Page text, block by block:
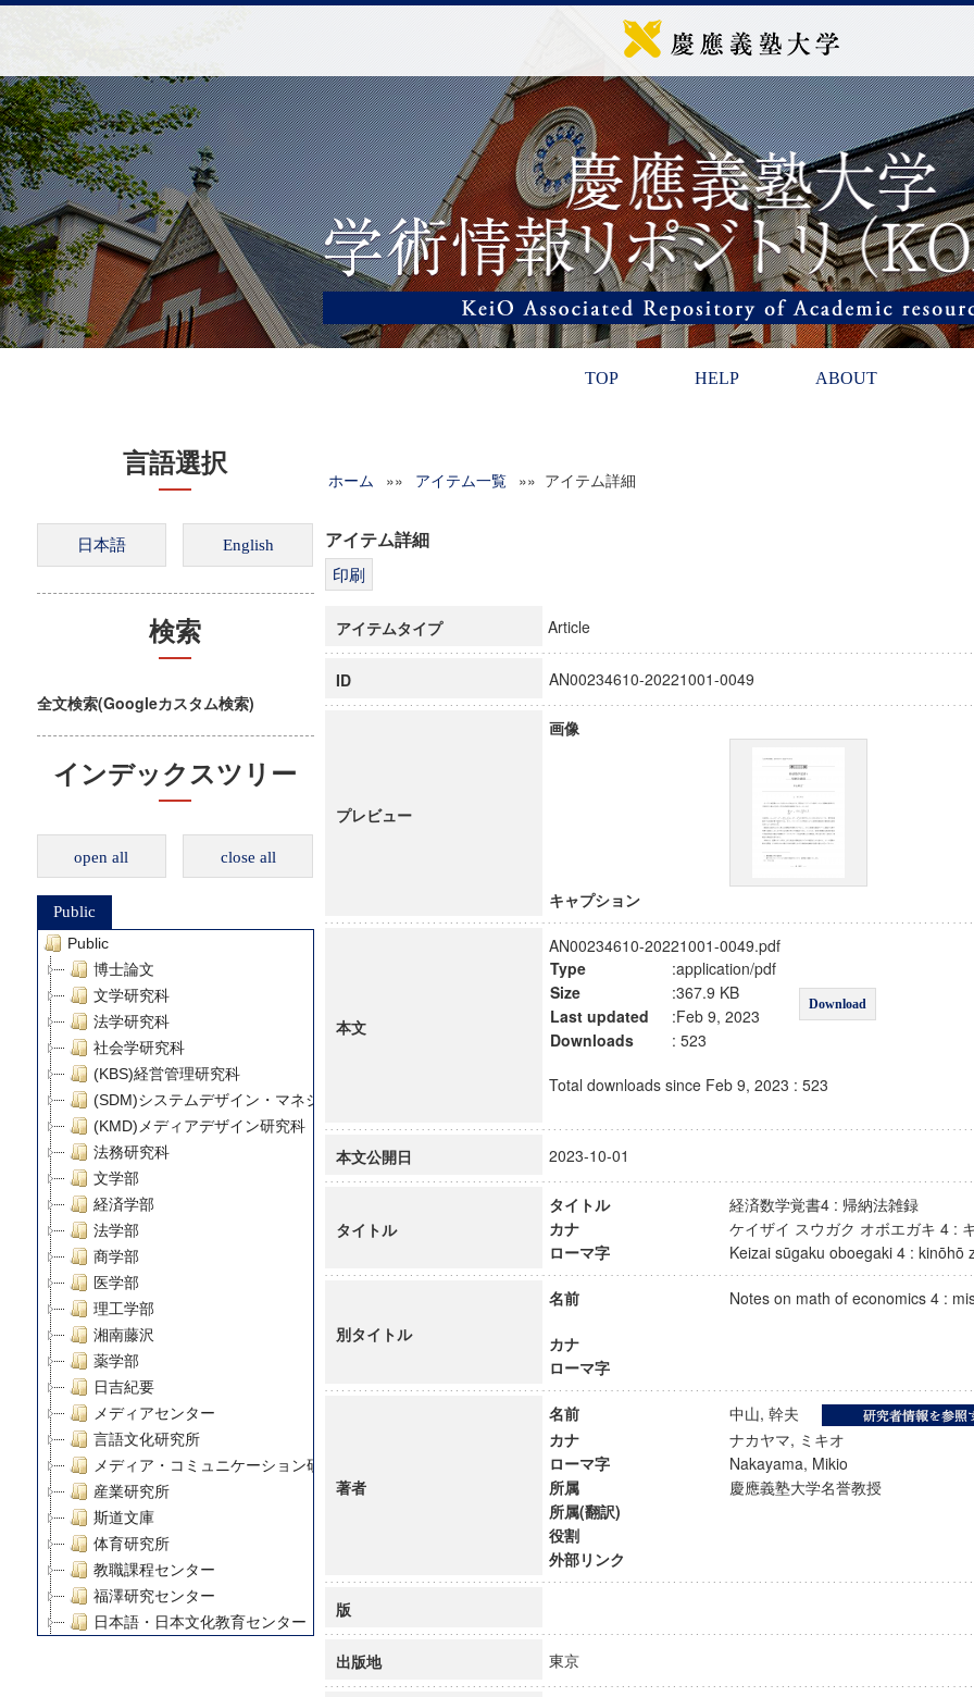
TOP HELP ABOUT
言語選択
検索
全文検索(Googleカスタム検索)
インデックスツリー
open all close all
Public
Public
博士論文
文学研究科
法学研究科
社会学研究科
(KBS)経営管理研究科
(SDM)システムデザイン・マネジメント研究科
(KMD)メディアデザイン研究科
法務研究科
文学部
経済学部
法学部
商学部
医学部
理工学部
湘南藤沢
薬学部
日吉紀要
メディアセンター
言語文化研究所
メディア・コミュニケーション研究所
産業研究所
斯道文庫
体育研究所
教職課程センター
福澤研究センター
日本語・日本文化教育センター
ホーム »» アイテム一覧 »» アイテム詳細
アイテム詳細
アイテムタイプ Article
ID AN00234610-20221001-0049
プレビュー
画像
キャプション
本文
AN00234610-20221001-0049.pdf
Type
:application/pdf
Download
Size
:367.9 KB
Last updated
:Feb 9, 2023
Downloads
: 523
Total downloads since Feb 9, 2023 : 523
本文公開日 2023-10-01
タイトル
タイトル
経済数学覚書4 : 帰納法雑録
カナ
ケイザイ スウガク オボエガキ 4
ローマ字
Keizai sūgaku oboegaki 4 :
別タイトル
名前 Notes on math of economics 4 :
カナ
ローマ字
著者
名前
中山, 幹夫
カナ
ナカヤマ, ミキオ
ローマ字
Nakayama, Mikio
所属
慶應義塾大学名誉教授
所属(翻訳)
役割
外部リンク
版
出版地 東京